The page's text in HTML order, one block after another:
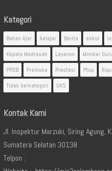
Kategori
Bahan Ajar belajar Berita eskul
Kepala Madrasah
Layanan Mimbar Guru
PPDB
Pramuka Prestasi Ptsp
Tidak berkategori
UKS
Kontak Kami
Jl. Inspektur Marzuki, Siring Agung,
Sumatera Selatan 30138
Telpon :